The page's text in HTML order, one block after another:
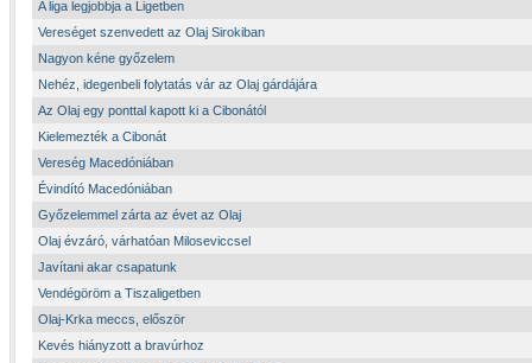
A liga legjobbja a Ligetben
Vereséget szenvedett az Olaj Sirokiban
Nagyon kéne győzelem
Nehéz, idegenbeli folytatás vár az Olaj gárdájára
Az Olaj egy ponttal kapott ki a Cibonától
Kielemezték a Cibonát
Vereség Macedóniában
Évindító Macedóniában
Győzelemmel zárta az évet az Olaj
Olaj évzáró, várhatóan Miloseviccsel
Javítani akar csapatunk
Vendégöröm a Tiszaligetben
Olaj-Krka meccs, először
Kevés hiányzott a bravúrhoz